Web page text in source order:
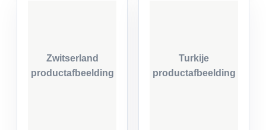
Zwitserland
productafbeelding
Turkije
productafbeelding